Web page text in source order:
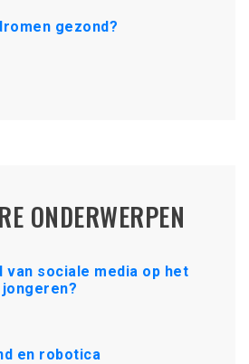
gezond?
ONDERWERPEN
van sociale media op het
en robotica